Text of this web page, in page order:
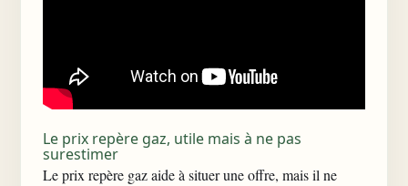
Le prix repère gaz, utile mais à ne pas
surestimer
Le prix repère gaz aide à situer une offre, mais il ne